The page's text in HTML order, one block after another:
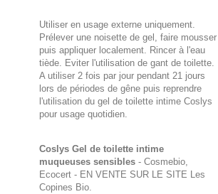
Utiliser en usage externe uniquement.
Prélever une noisette de gel, faire mousser
puis appliquer localement. Rincer à l'eau
tiède. Eviter l'utilisation de gant de toilette.
A utiliser 2 fois par jour pendant 21 jours
lors de périodes de gêne puis reprendre
l'utilisation du gel de toilette intime Coslys
pour usage quotidien.
Coslys Gel de toilette intime
muqueuses sensibles - Cosmebio,
Ecocert - EN VENTE SUR LE SITE Les
Copines Bio.